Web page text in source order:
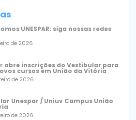
UNESPAR: siga nossas redes
de 2026
abre inscrições do Vestibular para
cursos em União da Vitória
de 2026
Unespar / Uniuv Campus União
de 2026